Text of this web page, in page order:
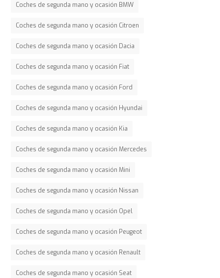
Coches de segunda mano y ocasión BMW
Coches de segunda mano y ocasión Citroen
Coches de segunda mano y ocasión Dacia
Coches de segunda mano y ocasión Fiat
Coches de segunda mano y ocasión Ford
Coches de segunda mano y ocasión Hyundai
Coches de segunda mano y ocasión Kia
Coches de segunda mano y ocasión Mercedes
Coches de segunda mano y ocasión Mini
Coches de segunda mano y ocasión Nissan
Coches de segunda mano y ocasión Opel
Coches de segunda mano y ocasión Peugeot
Coches de segunda mano y ocasión Renault
Coches de segunda mano y ocasión Seat